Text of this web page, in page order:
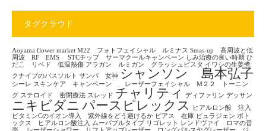
タグクラウド
Aoyama flower market M22 フォトフェイシャル ルミナス Smas-up 高周波と低
周波 RF EMS
STCチップ サーマクールキャンペーン しみ治療の良い時期 ひ
だこ リベド 低温熱傷 アラガン ルミガン グラッシュビスタ イワシの生姜煮
クナイプのバスソルト サンバ 女神 シャンソン 島本弘子
シーレ スキンケア キャンペーン レーザーフェイシャル M２２ トーニン
グ ステロイド 密閉療法 スレッド チャリティ ディファリン デッサン
ニキビダニ パースピレックス
ヒアルロン酸 注入
ビタミンCのイオン導入 紫外線をどう避けるか ピアス 在庫 ピュラジェン ボト
ックス ヒアルロン酸注入
ムーバブルタイプ リゴレット レンドヴァイ ロマの音